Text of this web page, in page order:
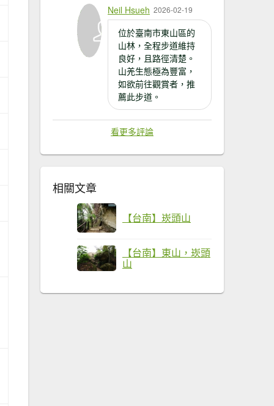
Neil Hsueh 2026-02-19
位於臺南市東山區的
山林，全程步道維持
良好，且路徑清楚。
山羌生態極為豐富，
如欲前往觀賞者，推
薦此步道。
看更多評論
相關文章
【台南】崁頭山
【台南】東山，崁頭
山